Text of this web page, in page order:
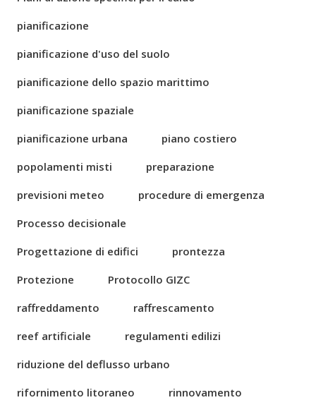
pianificazione
pianificazione d'uso del suolo
pianificazione dello spazio marittimo
pianificazione spaziale
pianificazione urbana
piano costiero
popolamenti misti
preparazione
previsioni meteo
procedure di emergenza
Processo decisionale
Progettazione di edifici
prontezza
Protezione
Protocollo GIZC
raffreddamento
raffrescamento
reef artificiale
regulamenti edilizi
riduzione del deflusso urbano
rifornimento litoraneo
rinnovamento